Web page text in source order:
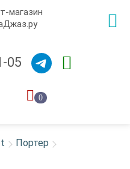
магазин
05
0
Портер